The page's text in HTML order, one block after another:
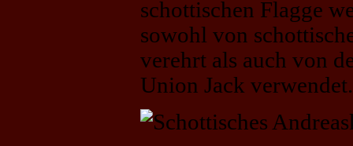
schottischen Flagge
sowohl von
verehrt als auch von
Union Jack verwendet.